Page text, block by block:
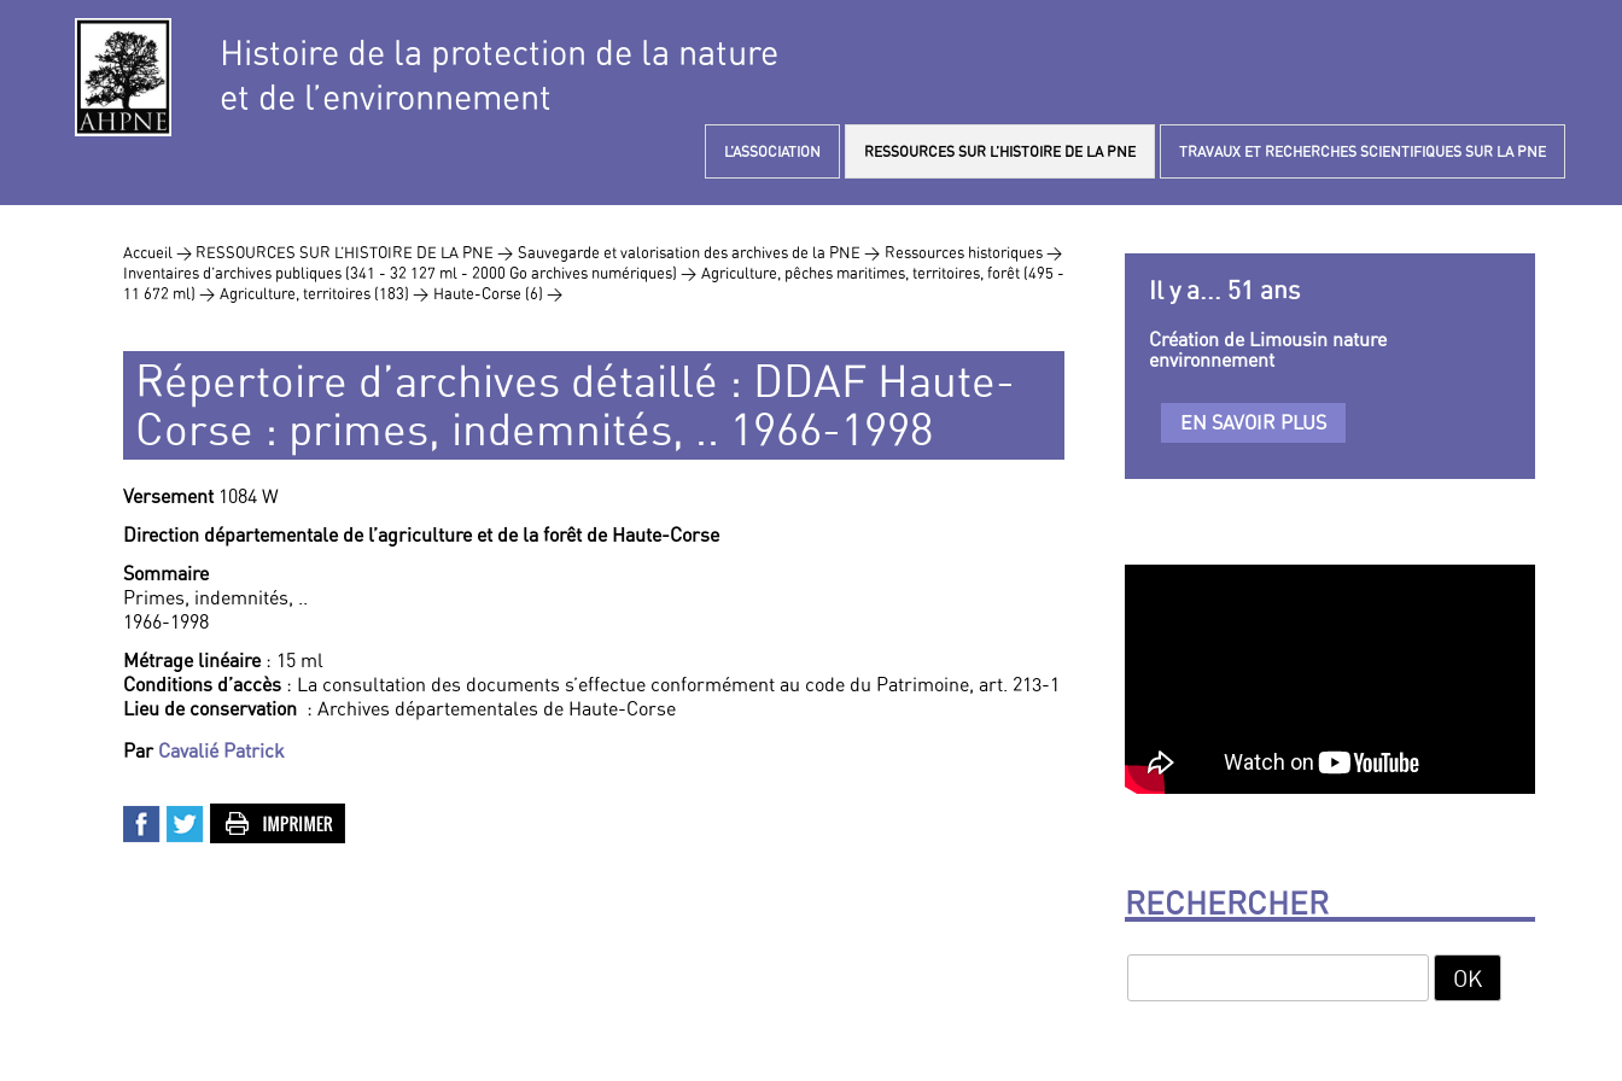
Histoire de la protection de la nature
et de l’environnement
L’ASSOCIATION RESSOURCES SUR L’HISTOIRE DE LA PNE TRAVAUX ET RECHERCHES SCIENTIFIQUES SUR LA PNE
Accueil > RESSOURCES SUR L’HISTOIRE DE LA PNE > Sauvegarde et valorisation des archives de la PNE > Ressources historiques >
Inventaires d’archives publiques (341 - 32 127 ml - 2000 Go archives numériques) > Agriculture, pêches maritimes, territoires, forêt (495 -
11 672 ml) > Agriculture, territoires (183) > Haute-Corse (6) >
Répertoire d’archives détaillé : DDAF Haute-
Corse : primes, indemnités, .. 1966-1998
Versement 1084 W
Direction départementale de l’agriculture et de la forêt de Haute-Corse
Sommaire
Primes, indemnités, ..
1966-1998
Métrage linéaire: 15 ml
Conditions d’accès : La consultation des documents s’effectue conformément au code du Patrimoine, art. 213-1
Lieu de conservation : Archives départementales de Haute-Corse
Par Cavalié Patrick
Il y a... 51 ans
Création de Limousin nature
environnement
EN SAVOIR PLUS
RECHERCHER